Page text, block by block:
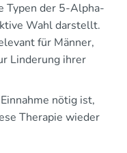
Typen der 5-Alpha-
Wahl darstellt.
für Männer,
Linderung ihrer
nötig ist,
Therapie wieder